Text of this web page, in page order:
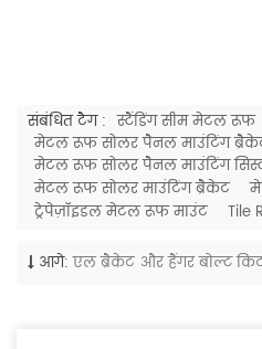
संबंधित टैग : स्टैंडिंग सीम मेटल रूफ
मेटल रूफ सोलर पैनल माउंटिंग
मेटल रूफ सोलर पैनल माउंटिंग
मेटल रूफ सोलर माउंटिंग ब्रैकेट
ट्रेपेज़ॉइडल मेटल रूफ माउंट
Tile
आगे: एल ब्रैकेट और हैंगर बोल्ट